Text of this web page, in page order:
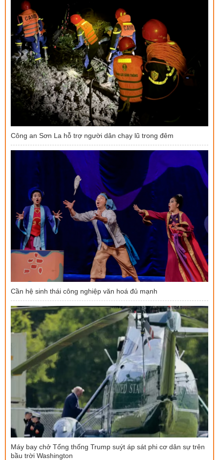
Công an Sơn La hỗ trợ người dân chạy lũ trong đêm
Cần hệ sinh thái công nghiệp văn hoá đủ mạnh
Máy bay chở Tổng thống Trump suýt áp sát phi cơ dân sự trên
bầu trời Washington